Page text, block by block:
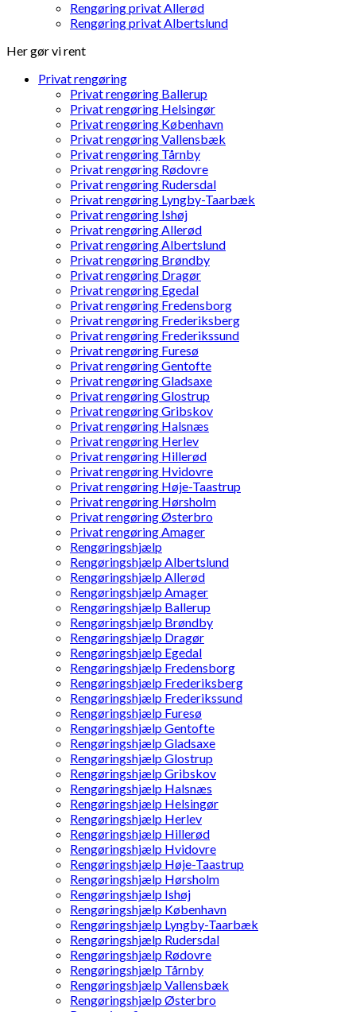
Rengøring privat Allerød
Rengøring privat Albertslund
Her gør vi rent
Privat rengøring
Privat rengøring Ballerup
Privat rengøring Helsingør
Privat rengøring København
Privat rengøring Vallensbæk
Privat rengøring Tårnby
Privat rengøring Rødovre
Privat rengøring Rudersdal
Privat rengøring Lyngby-Taarbæk
Privat rengøring Ishøj
Privat rengøring Allerød
Privat rengøring Albertslund
Privat rengøring Brøndby
Privat rengøring Dragør
Privat rengøring Egedal
Privat rengøring Fredensborg
Privat rengøring Frederiksberg
Privat rengøring Frederikssund
Privat rengøring Furesø
Privat rengøring Gentofte
Privat rengøring Gladsaxe
Privat rengøring Glostrup
Privat rengøring Gribskov
Privat rengøring Halsnæs
Privat rengøring Herlev
Privat rengøring Hillerød
Privat rengøring Hvidovre
Privat rengøring Høje-Taastrup
Privat rengøring Hørsholm
Privat rengøring Østerbro
Privat rengøring Amager
Rengøringshjælp
Rengøringshjælp Albertslund
Rengøringshjælp Allerød
Rengøringshjælp Amager
Rengøringshjælp Ballerup
Rengøringshjælp Brøndby
Rengøringshjælp Dragør
Rengøringshjælp Egedal
Rengøringshjælp Fredensborg
Rengøringshjælp Frederiksberg
Rengøringshjælp Frederikssund
Rengøringshjælp Furesø
Rengøringshjælp Gentofte
Rengøringshjælp Gladsaxe
Rengøringshjælp Glostrup
Rengøringshjælp Gribskov
Rengøringshjælp Halsnæs
Rengøringshjælp Helsingør
Rengøringshjælp Herlev
Rengøringshjælp Hillerød
Rengøringshjælp Hvidovre
Rengøringshjælp Høje-Taastrup
Rengøringshjælp Hørsholm
Rengøringshjælp Ishøj
Rengøringshjælp København
Rengøringshjælp Lyngby-Taarbæk
Rengøringshjælp Rudersdal
Rengøringshjælp Rødovre
Rengøringshjælp Tårnby
Rengøringshjælp Vallensbæk
Rengøringshjælp Østerbro